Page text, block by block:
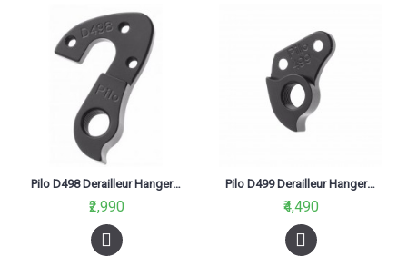
Pilo D498 Derailleur Hanger For Focus Cayo 2012 Black
₹2,990
Pilo D499 Derailleur Hanger For Mbk, Coppi
₹4,490